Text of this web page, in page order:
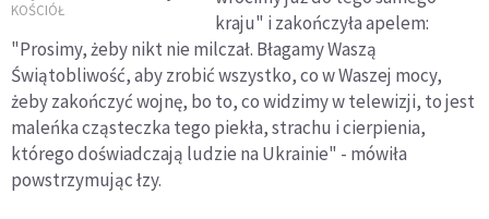
patriarchą
KOŚCIÓŁ
kraju" i zakończyła apelem:
"Prosimy, żeby nikt nie milczał. Błagamy Waszą
Świątobliwość, aby zrobić wszystko, co w Waszej mocy,
żeby zakończyć wojnę, bo to, co widzimy w telewizji, to jest
maleńka cząsteczka tego piekła, strachu i cierpienia,
którego doświadczają ludzie na Ukrainie" - mówiła
powstrzymując łzy.